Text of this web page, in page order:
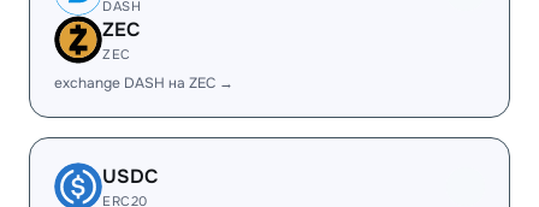
DASH
ZEC
ZEC
exchange DASH на ZEC →
USDC
ERC20